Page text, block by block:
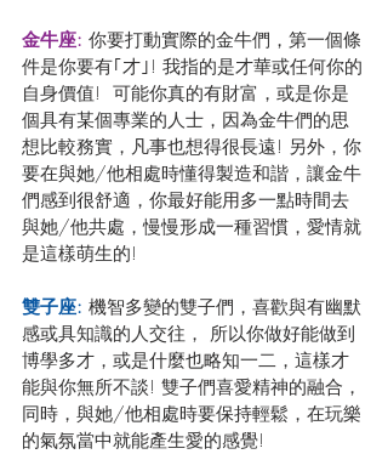
金牛座: 你要打動實際的金牛們，第一個條
件是你要有｢才｣! 我指的是才華或任何你的
自身價值!  可能你真的有財富，或是你是
個具有某個專業的人士，因為金牛們的思
想比較務實，凡事也想得很長遠! 另外，你
要在與她/他相處時懂得製造和諧，讓金牛
們感到很舒適，你最好能用多一點時間去
與她/他共處，慢慢形成一種習慣，愛情就
是這樣萌生的!
雙子座: 機智多變的雙子們，喜歡與有幽默
感或具知識的人交往， 所以你做好能做到
博學多才，或是什麼也略知一二，這樣才
能與你無所不談! 雙子們喜愛精神的融合，
同時，與她/他相處時要保持輕鬆，在玩樂
的氣氛當中就能產生愛的感覺!